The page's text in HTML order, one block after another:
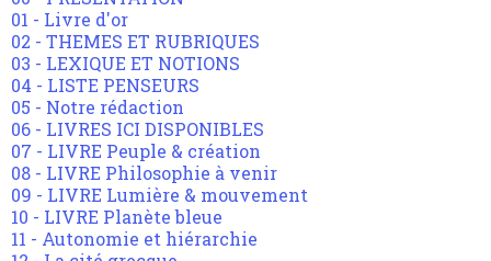
01 - Livre d'or
02 - THEMES ET RUBRIQUES
03 - LEXIQUE ET NOTIONS
04 - LISTE PENSEURS
05 - Notre rédaction
06 - LIVRES ICI DISPONIBLES
07 - LIVRE Peuple & création
08 - LIVRE Philosophie à venir
09 - LIVRE Lumière & mouvement
10 - LIVRE Planète bleue
11 - Autonomie et hiérarchie